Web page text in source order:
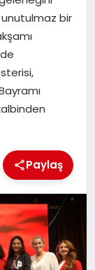
unutulmaz bir
Paylaş